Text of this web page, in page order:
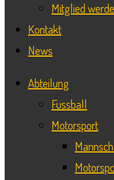
Mitglied
Kontakt
News
Abteilung
Fussball
Motorsport